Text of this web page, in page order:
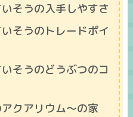
そうの入手しやすさ
そうのトレードポイ
そうのどうぶつのコ
クアリウム～の家